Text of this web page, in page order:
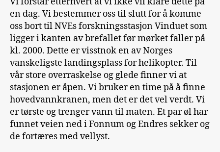
en dag. Vi bestemmer oss til slutt for å komme
oss bort til NVEs forskningsstasjon Vinduet som
ligger i kanten av brefallet før mørket faller på
kl. 2000. Dette er visstnok en av Norges
vanskeligste landingsplass for helikopter. Til
vår store overraskelse og glede finner vi at
stasjonen er åpen. Vi bruker en time på å finne
hovedvannkranen, men det er det vel verdt. Vi
er tørste og trenger vann til maten. Et par øl har
funnet veien ned i Fonnum og Endres sekker og
de fortæres med vellyst.